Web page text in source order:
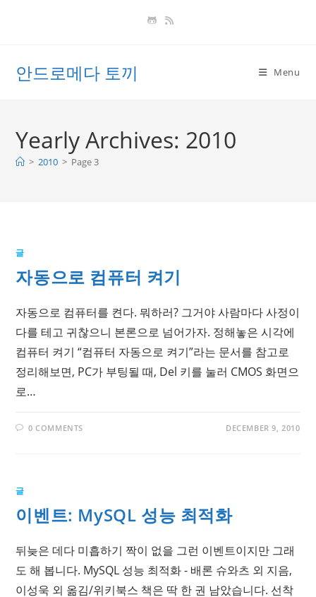
안드로메다 토끼 Menu
Yearly Archives: 2010
> 2010 > Page 3
글
자동으로 컴퓨터 켜기
자동으로 컴퓨터를 켠다. 뭐하러? 그거야 사람마다 사정이
다를 테고 귀찮으니 본론으로 넘어가자. 정해놓은 시각에
컴퓨터 켜기 “컴퓨터 자동으로 켜기”라는 문서를 참고로
정리해보면, PC가 부팅될 때, Del 키를 눌러 CMOS 화면으
로…
0 COMMENTS DECEMBER 9, 2010
글
이벤트: MySQL 성능 최적화
뒤늦은 데다 미흡하기 짝이 없을 그런 이벤트이지만 그래
도 해 봅니다. MySQL 성능 최적화 - 배론 슈와츠 외 지음,
이성욱 외 옮김/위키북스 책은 딱 한 권 남았습니다. 선착